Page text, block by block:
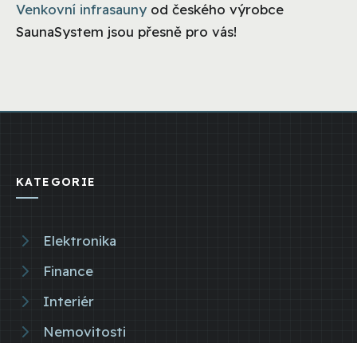
Venkovní infrasauny od českého výrobce
SaunaSystem jsou přesně pro vás!
KATEGORIE
Elektronika
Finance
Interiér
Nemovitosti